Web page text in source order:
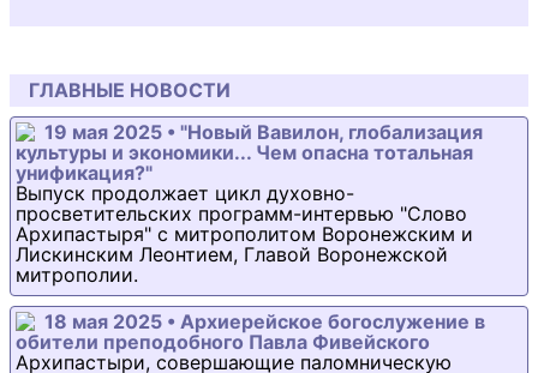
ГЛАВНЫЕ НОВОСТИ
19 мая 2025 • "Новый Вавилон, глобализация
культуры и экономики... Чем опасна тотальная
унификация?"
Выпуск продолжает цикл духовно-
просветительских программ-интервью "Слово
Архипастыря" с митрополитом Воронежским и
Лискинским Леонтием, Главой Воронежской
митрополии.
18 мая 2025 • Архиерейское богослужение в
обители преподобного Павла Фивейского
Архипастыри, совершающие паломническую